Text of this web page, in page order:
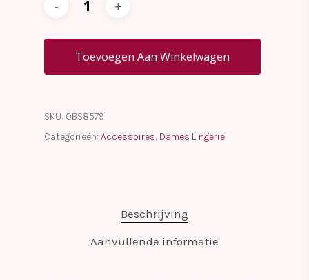
Toevoegen Aan Winkelwagen
SKU: OBS8579
Categorieën: Accessoires, Dames Lingerie
Beschrijving
Aanvullende informatie